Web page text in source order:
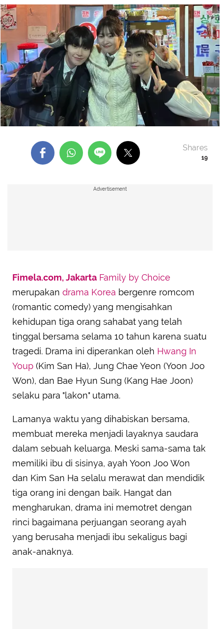
19
Shares
Advertisement
Fimela.com, Jakarta Family by Choice
merupakan drama Korea bergenre romcom
(romantic comedy) yang mengisahkan
kehidupan tiga orang sahabat yang telah
tinggal bersama selama 10 tahun karena suatu
tragedi. Drama ini diperankan oleh Hwang In
Youp (Kim San Ha), Jung Chae Yeon (Yoon Joo
Won), dan Bae Hyun Sung (Kang Hae Joon)
selaku para "lakon" utama.
Lamanya waktu yang dihabiskan bersama,
membuat mereka menjadi layaknya saudara
dalam sebuah keluarga. Meski sama-sama tak
memiliki ibu di sisinya, ayah Yoon Joo Won
dan Kim San Ha selalu merawat dan mendidik
tiga orang ini dengan baik. Hangat dan
mengharukan, drama ini memotret dengan
rinci bagaimana perjuangan seorang ayah
yang berusaha menjadi ibu sekaligus bagi
anak-anaknya.